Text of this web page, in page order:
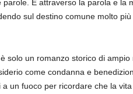
È attraverso la parola e la
sul destino comune molto
solo un romanzo storico di
come condanna e
un fuoco per ricordare che la